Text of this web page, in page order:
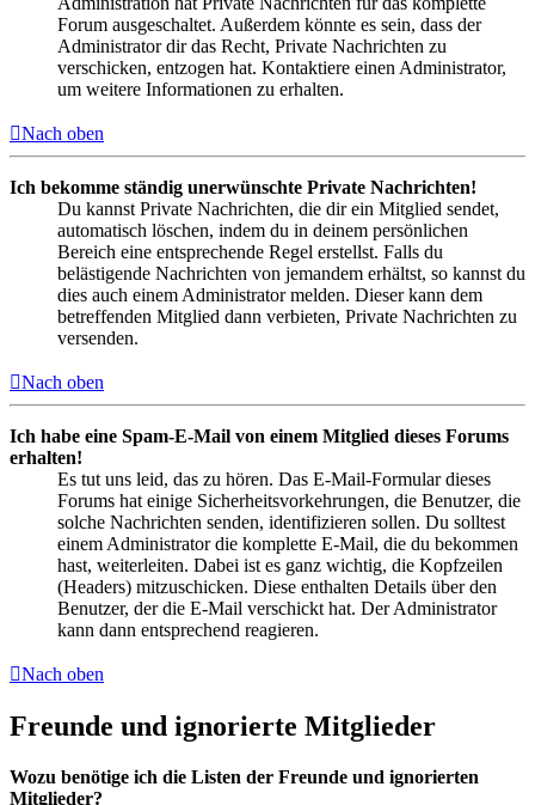
Forum ausgeschaltet. Außerdem könnte es sein, dass der
Administrator dir das Recht, Private Nachrichten zu
verschicken, entzogen hat. Kontaktiere einen Administrator,
um weitere Informationen zu erhalten.
Nach oben
Ich bekomme ständig unerwünschte Private Nachrichten!
Du kannst Private Nachrichten, die dir ein Mitglied sendet,
automatisch löschen, indem du in deinem persönlichen
Bereich eine entsprechende Regel erstellst. Falls du
belästigende Nachrichten von jemandem erhältst, so kannst du
dies auch einem Administrator melden. Dieser kann dem
betreffenden Mitglied dann verbieten, Private Nachrichten zu
versenden.
Nach oben
Ich habe eine Spam-E-Mail von einem Mitglied dieses Forums
erhalten!
Es tut uns leid, das zu hören. Das E-Mail-Formular dieses
Forums hat einige Sicherheitsvorkehrungen, die Benutzer, die
solche Nachrichten senden, identifizieren sollen. Du solltest
einem Administrator die komplette E-Mail, die du bekommen
hast, weiterleiten. Dabei ist es ganz wichtig, die Kopfzeilen
(Headers) mitzuschicken. Diese enthalten Details über den
Benutzer, der die E-Mail verschickt hat. Der Administrator
kann dann entsprechend reagieren.
Nach oben
Freunde und ignorierte Mitglieder
Wozu benötige ich die Listen der Freunde und ignorierten
Mitglieder?